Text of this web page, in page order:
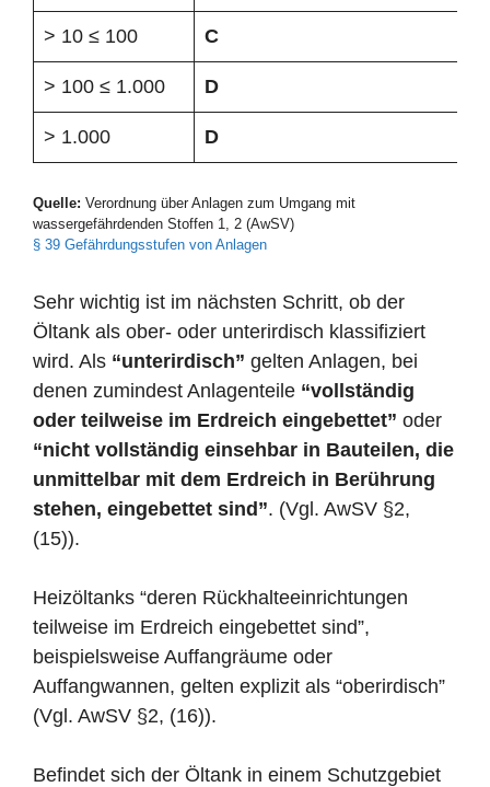
> 10 ≤ 100 C
> 100 ≤ 1.000 D
> 1.000 D
Quelle: Verordnung über Anlagen zum Umgang mit
wassergefährdenden Stoffen 1, 2 (AwSV)
§ 39 Gefährdungsstufen von Anlagen
Sehr wichtig ist im nächsten Schritt, ob der
Öltank als ober- oder unterirdisch klassifiziert
wird. Als “unterirdisch” gelten Anlagen, bei
denen zumindest Anlagenteile “vollständig
oder teilweise im Erdreich eingebettet” oder
“nicht vollständig einsehbar in Bauteilen, die
unmittelbar mit dem Erdreich in Berührung
stehen, eingebettet sind”. (Vgl. AwSV §2,
(15)).
Heizöltanks “deren Rückhalteeinrichtungen
teilweise im Erdreich eingebettet sind”,
beispielsweise Auffangräume oder
Auffangwannen, gelten explizit als “oberirdisch”
(Vgl. AwSV §2, (16)).
Befindet sich der Öltank in einem Schutzgebiet